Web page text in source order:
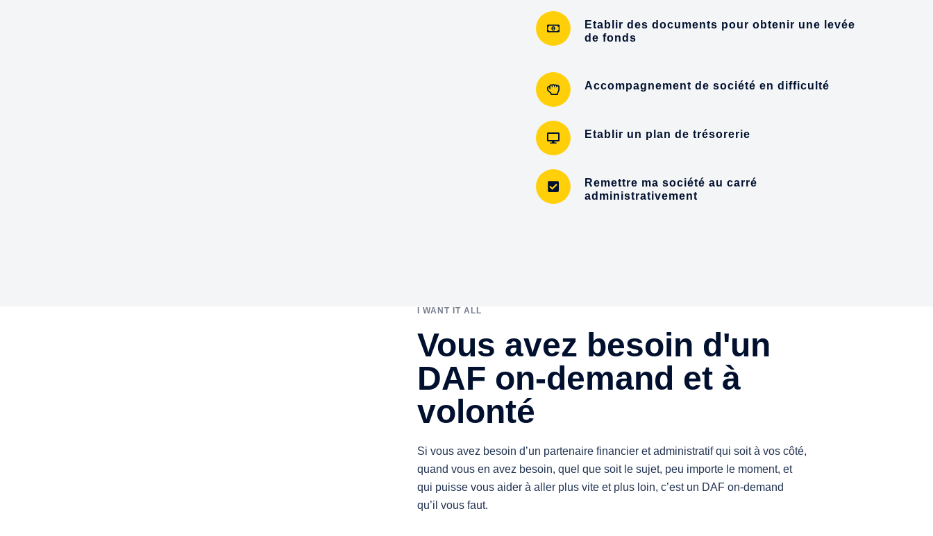
Etablir des documents pour obtenir une levée
de fonds
Accompagnement de société en difficulté
Etablir un plan de trésorerie
Remettre ma société au carré
administrativement
I WANT IT ALL
Vous avez besoin d'un
DAF on-demand et à
volonté
Si vous avez besoin d’un partenaire financier et administratif qui soit à vos côté,
quand vous en avez besoin, quel que soit le sujet, peu importe le moment, et
qui puisse vous aider à aller plus vite et plus loin, c’est un DAF on-demand
qu’il vous faut.